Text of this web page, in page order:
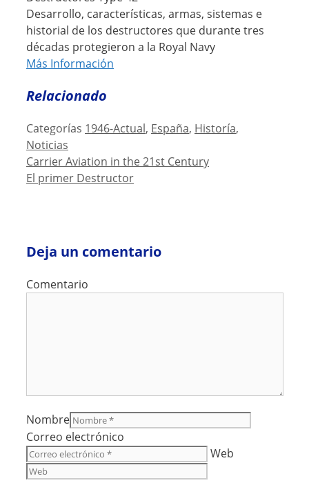
Desarrollo, características, armas, sistemas e
historial de los destructores que durante tres
décadas protegieron a la Royal Navy
Más Información
Relacionado
Categorías 1946-Actual, España, Historía,
Noticias
Carrier Aviation in the 21st Century
El primer Destructor
Deja un comentario
Comentario
Nombre
Correo electrónico
Web